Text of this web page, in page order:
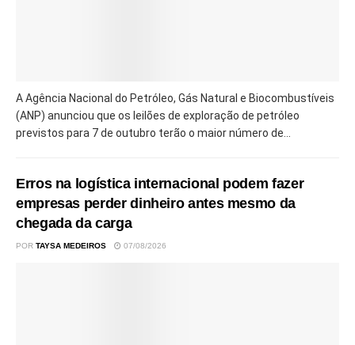
A Agência Nacional do Petróleo, Gás Natural e Biocombustíveis
(ANP) anunciou que os leilões de exploração de petróleo
previstos para 7 de outubro terão o maior número de...
Erros na logística internacional podem fazer
empresas perder dinheiro antes mesmo da
chegada da carga
POR TAYSA MEDEIROS 07/08/2026